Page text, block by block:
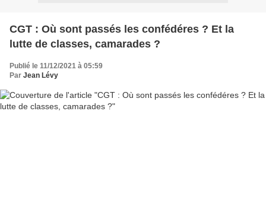
CGT : Où sont passés les confédéres ? Et la
lutte de classes, camarades ?
Publié le 11/12/2021 à 05:59
Par Jean Lévy